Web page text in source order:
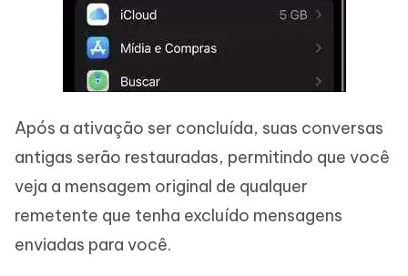
Após a ativação ser concluída, suas conversas
antigas serão restauradas, permitindo que você
veja a mensagem original de qualquer
remetente que tenha excluído mensagens
enviadas para você.